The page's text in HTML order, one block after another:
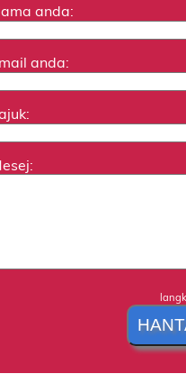
anda:
anda: